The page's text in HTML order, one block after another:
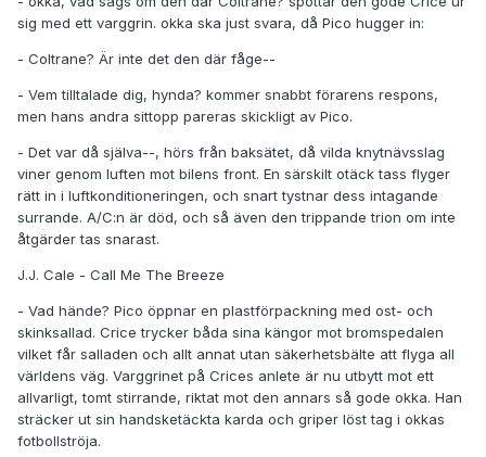
sig med ett varggrin. okka ska just svara, då Pico hugger in:
- Coltrane? Är inte det den där fåge--
- Vem tilltalade dig, hynda? kommer snabbt förarens respons,
men hans andra sittopp pareras skickligt av Pico.
- Det var då själva--, hörs från baksätet, då vilda knytnävsslag
viner genom luften mot bilens front. En särskilt otäck tass flyger
rätt in i luftkonditioneringen, och snart tystnar dess intagande
surrande. A/C:n är död, och så även den trippande trion om inte
åtgärder tas snarast.
J.J. Cale - Call Me The Breeze
- Vad hände? Pico öppnar en plastförpackning med ost- och
skinksallad. Crice trycker båda sina kängor mot bromspedalen
vilket får salladen och allt annat utan säkerhetsbälte att flyga all
världens väg. Varggrinet på Crices anlete är nu utbytt mot ett
allvarligt, tomt stirrande, riktat mot den annars så gode okka. Han
sträcker ut sin handsketäckta karda och griper löst tag i okkas
fotbollströja.